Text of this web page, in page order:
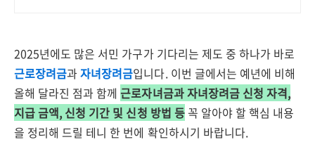
2025년에도 많은 서민 가구가 기다리는 제도 중 하나가 바로
근로장려금과자녀장려금입니다. 이번 글에서는 예년에 비해
올해 달라진 점과 함께근로자녀금과 자녀장려금 신청 자격,
지급 금액, 신청 기간 및 신청 방법 등꼭 알아야 할 핵심 내용
을 정리해 드릴 테니 한 번에 확인하시기 바랍니다.